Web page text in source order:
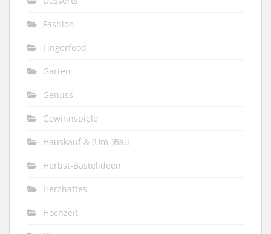
Fashion
Fingerfood
Garten
Genuss
Gewinnspiele
Hauskauf & (Um-)Bau
Herbst-Bastelideen
Herzhaftes
Hochzeit